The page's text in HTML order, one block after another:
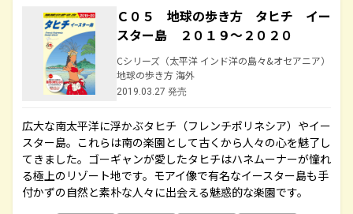
Ｃ０５ 地球の歩き方 タヒチ イー
スター島 ２０１９～２０２０
Cシリーズ（太平洋 インド洋の島々&オセアニア）
地球の歩き方 海外
2019.03.27 発売
広大な南太平洋に浮かぶタヒチ（フレンチポリネシア）やイー
スター島。これらは南の楽園として古くから人々の心を魅了し
てきました。ゴーギャンが愛したタヒチはハネムーナーが憧れ
る極上のリゾート地です。モアイ像で有名なイースター島も手
付かずの自然と素朴な人々に出会える魅惑的な楽園です。